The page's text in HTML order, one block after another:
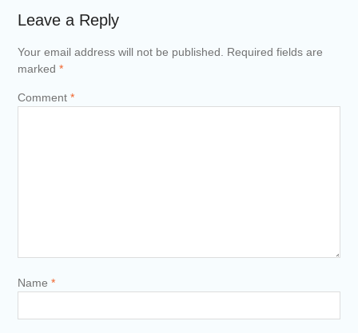
Leave a Reply
Your email address will not be published. Required fields are
marked *
Comment *
Name *